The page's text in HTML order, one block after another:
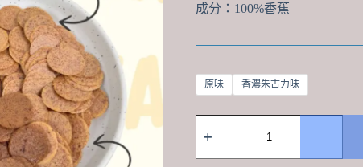
成分：100%香蕉
原味 香濃朱古力味
國